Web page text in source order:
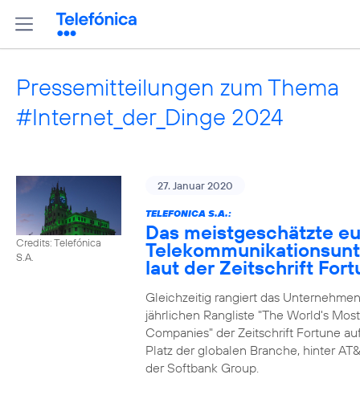
Pressemitteilungen zum Thema
#Internet_der_Dinge 2024
Credits: Telefónica
S.A.
27. Januar 2020
TELEFONICA S.A.:
Das meistgeschätzte
laut der Zeitschrift
Gleichzeitig rangiert das
jährlichen Rangliste "The World's
Companies" der Zeitschrift Fortune
Platz der globalen Branche, hinter
der Softbank Group.